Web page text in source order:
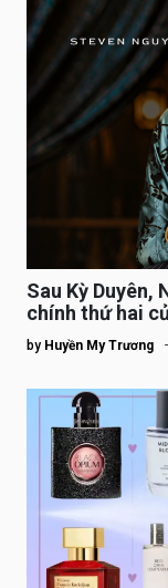
Sau Kỳ Duyên,
chính thứ hai
by Huyền My Trương